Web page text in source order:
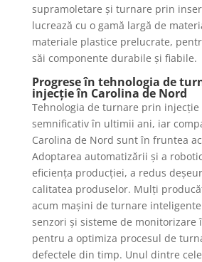
supramoletare și turnare prin
lucrează cu o gamă largă de
materiale plastice prelucrate,
săi componente durabile și fiabile.
Progrese în tehnologia de
injecție în Carolina de Nord
Tehnologia de turnare prin injecție
semnificativ în ultimii ani, iar
Carolina de Nord sunt în fruntea
Adoptarea automatizării și a
eficiența producției, a redus
calitatea produselor. Mulți
acum mașini de turnare
senzori și sisteme de monitorizare
pentru a optimiza procesul de
defectele din timp. Unul dintre